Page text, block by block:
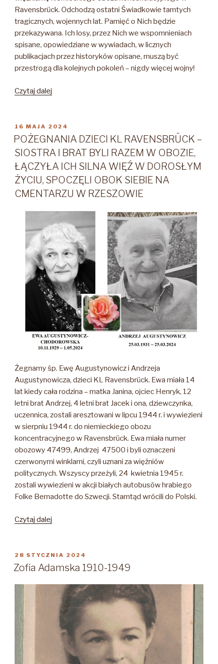
Ravensbrück. Odchodzą ostatni Świadkowie tamtych
tragicznych, wojennych lat. Pamięć o Nich będzie
przekazywana. Ich losy, przez Nich we wspomnieniach
spisane, opowiedziane w wywiadach, w licznych
publikacjach przez historyków opisane, muszą być
przestrogą dla kolejnych pokoleń – nigdy więcej wojny!
Czytaj dalej
1928-
2024”
OPUBLIKOWANE
W
16 MAJA 2024
POŻEGNANIA DZIECI KL RAVENSBRÜCK –
SIOSTRA I BRAT BYLI RAZEM W OBOZIE,
ŁĄCZYŁA ICH SILNA WIĘŹ W DOROSŁYM
ŻYCIU, SPOCZĘLI OBOK SIEBIE NA
CMENTARZU W RZESZOWIE
Żegnamy śp. Ewę Augustynowicz i Andrzeja
Augustynowicza, dzieci KL Ravensbrück. Ewa miała 14
lat kiedy cała rodzina – matka Janina, ojciec Henryk, 12
letni brat Andrzej, 4 letni brat Jacek i ona, dziewczynka,
uczennica, zostali aresztowani w lipcu 1944 r. i wywiezieni
w sierpniu 1944 r. do niemieckiego obozu
koncentracyjnego w Ravensbrück. Ewa miała numer
obozowy 47499, Andrzej 47500 i byli oznaczeni
czerwonymi winklami, czyli uznani za więźniów
politycznych. Wszyscy przeżyli, 24 kwietnia 1945 r.
zostali wywiezieni w akcji białych autobusów hrabiego
Folke Bernadotte do Szwecji. Stamtąd wrócili do Polski.
Czytaj dalej
RAVENSBRÜCK
–
BRAT
BYLI
RAZEM
OBOZIE,
ŁĄCZYŁA
OPUBLIKOWANE
W
28 STYCZNIA 2024
Zofia Adamska 1910-1949